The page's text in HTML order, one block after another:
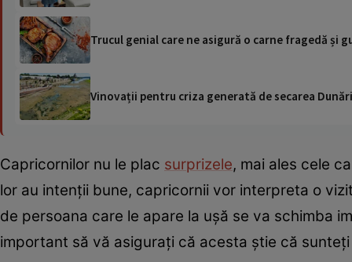
Trucul genial care ne asigură o carne fragedă și
Vinovații pentru criza generată de secarea
Capricornilor nu le plac surprizele, mai ales cele
lor au intenții bune, capricornii vor interpreta o
de persoana care le apare la ușă se va schimba
important să vă asigurați că acesta știe că